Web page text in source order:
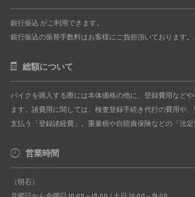
銀行振込 がご利用できます。
銀行振込の振替手数料はお客様にご負担頂いております。
総額について
バイクを購入する際には本体価格の他に、登録費用など
ます。諸費用に関しては、検査登録手続き代行の費用や
支払う「登録諸経費」。重量税や自賠責保険などの「法定
営業時間
（明石）